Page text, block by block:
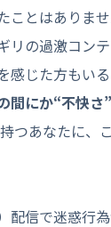
ことはありま
リの過激コン
感じた方もいる
間にか“不快さ
つあなたに、
配信で迷惑行